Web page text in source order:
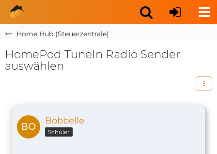
Home Hub (Steuerzentrale)
HomePod TuneIn Radio Sender
auswählen
Bobbelle
Schüler